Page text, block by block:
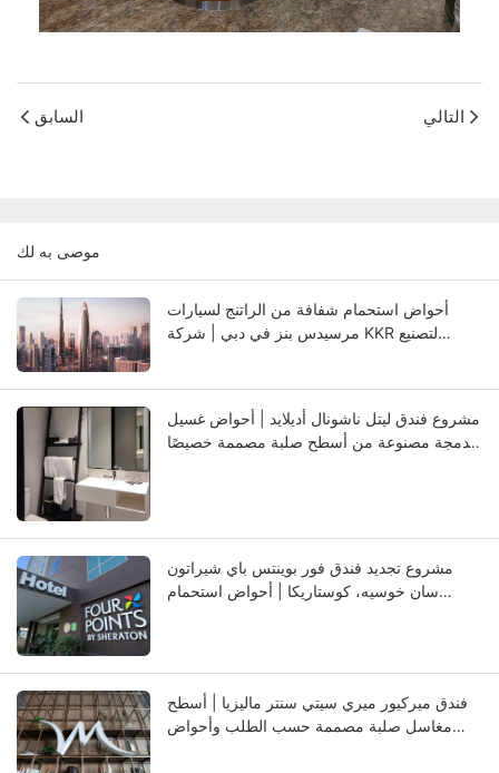
السابق التالي
موصى به لك
أحواض استحمام شفافة من الراتنج لسيارات
مرسيدس بنز في دبي | شركة KKR لتصنيع
مشروع فندق ليتل ناشونال أديلايد | أحواض غسيل
مدمجة مصنوعة من أسطح صلبة مصممة خصيصًا
مشروع تجديد فندق فور بوينتس باي شيراتون
سان خوسيه، كوستاريكا | أحواض استحمام
فندق ميركيور ميري سيتي سنتر ماليزيا | أسطح
مغاسل صلبة مصممة حسب الطلب وأحواض